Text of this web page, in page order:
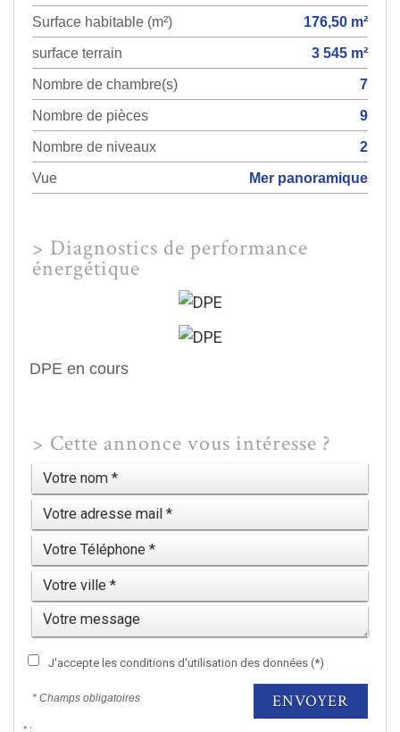
Surface habitable (m²)
176,50 m²
surface terrain
3 545 m²
Nombre de chambre(s)
7
Nombre de pièces
9
Nombre de niveaux
2
Vue
Mer panoramique
> Diagnostics de performance
énergétique
DPE en cours
> Cette annonce vous intéresse ?
J'accepte les conditions d'utilisation des données (*)
* Champs obligatoires ENVOYER
* :